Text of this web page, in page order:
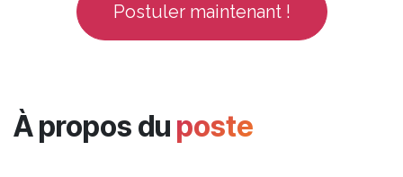
Postuler maintenant !
À propos du poste